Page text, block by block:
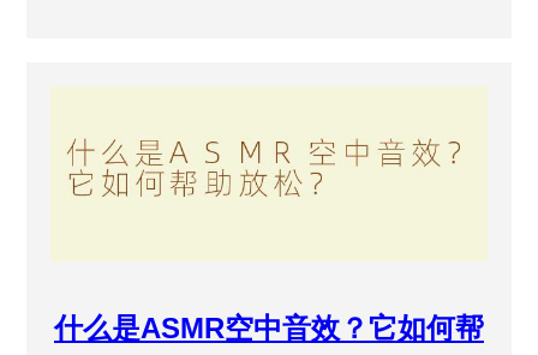
什么是ASMR空中音效？它如何帮